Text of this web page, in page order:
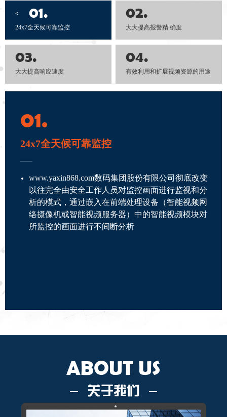
< 01.
24x7全天候可靠监控
02.
大大提高报警精 确度
03.
大大提高响应速度
04.
有效利用和扩展视频资源的用途
01.
24x7全天候可靠监控
www.yaxin868.com数码集团股份有限公司彻底改变
以往完全由安全工作人员对监控画面进行监视和分
析的模式，通过嵌入在前端处理设备（智能视频网
络摄像机或智能视频服务器）中的智能视频模块对
所监控的画面进行不间断分析
ABOUT US
关于我们